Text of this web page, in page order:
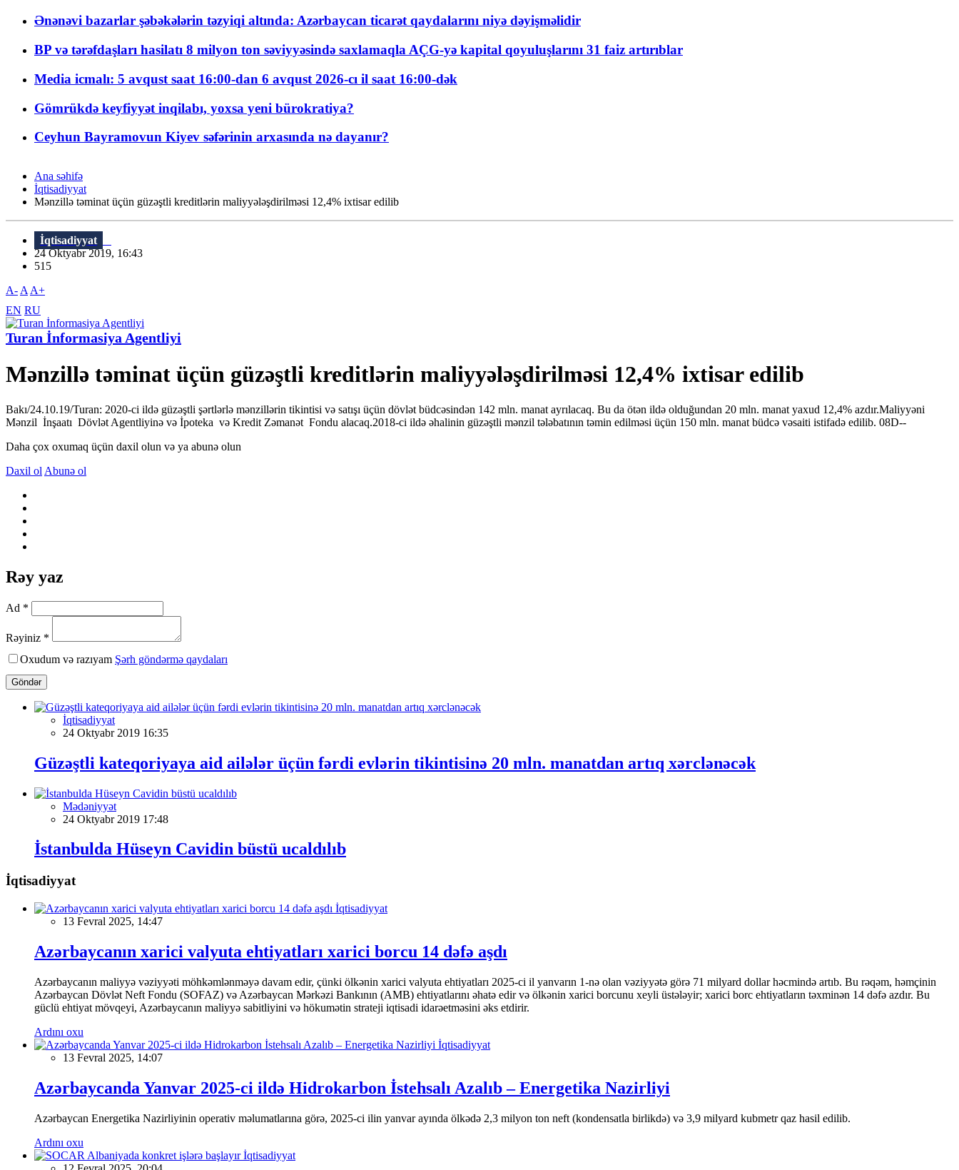
Ənənəvi bazarlar şəbəkələrin təzyiqi altında: Azərbaycan ticarət qaydalarını niyə dəyişməlidir
BP və tərəfdaşları hasilatı 8 milyon ton səviyyəsində saxlamaqla AÇG-yə kapital qoyuluşlarını 31 faiz artırıblar
Media icmalı: 5 avqust saat 16:00-dan 6 avqust 2026-cı il saat 16:00-dək
Gömrükdə keyfiyyət inqilabı, yoxsa yeni bürokratiya?
Ceyhun Bayramovun Kiyev səfərinin arxasında nə dayanır?
Ana səhifə
İqtisadiyyat
Mənzillə təminat üçün güzəştli kreditlərin maliyyələşdirilməsi 12,4% ixtisar edilib
İqtisadiyyat
24 Oktyabr 2019, 16:43
515
A- A A+
EN RU
Turan İnformasiya Agentliyi
Mənzillə təminat üçün güzəştli kreditlərin maliyyələşdirilməsi 12,4% ixtisar edilib
Bakı/24.10.19/Turan: 2020-ci ildə güzəştli şərtlərlə mənzillərin tikintisi və satışı üçün dövlət büdcəsindən 142 mln. manat ayrılacaq. Bu da ötən ildə olduğundan 20 mln. manat yaxud 12,4% azdır.Maliyyəni
Mənzil İnşaatı Dövlət Agentliyinə və İpoteka və Kredit Zəmanət Fondu alacaq.2018-ci ildə əhalinin güzəştli mənzil tələbatının təmin edilməsi üçün 150 mln. manat büdcə vəsaiti istifadə edilib. 08D--
Daha çox oxumaq üçün daxil olun və ya abunə olun
Daxil ol Abunə ol
Rəy yaz
Ad *
Rəyiniz *
Oxudum və razıyam Şərh göndərmə qaydaları
Göndər
İqtisadiyyat
24 Oktyabr 2019 16:35
Güzəştli kateqoriyaya aid ailələr üçün fərdi evlərin tikintisinə 20 mln. manatdan artıq xərclənəcək
Mədəniyyət
24 Oktyabr 2019 17:48
İstanbulda Hüseyn Cavidin büstü ucaldılıb
İqtisadiyyat
İqtisadiyyat
13 Fevral 2025, 14:47
Azərbaycanın xarici valyuta ehtiyatları xarici borcu 14 dəfə aşdı
Azərbaycanın maliyyə vəziyyəti möhkəmlənməyə davam edir, çünki ölkənin xarici valyuta ehtiyatları 2025-ci il yanvarın 1-nə olan vəziyyətə görə 71 milyard dollar həcmində artıb. Bu rəqəm, həmçinin
Azərbaycan Dövlət Neft Fondu (SOFAZ) və Azərbaycan Mərkəzi Bankının (AMB) ehtiyatlarını əhatə edir və ölkənin xarici borcunu xeyli üstələyir; xarici borc ehtiyatların təxminən 14 dəfə azdır. Bu
güclü ehtiyat mövqeyi, Azərbaycanın maliyyə sabitliyini və hökumətin strateji iqtisadi idarəetməsini əks etdirir.
Ardını oxu
İqtisadiyyat
13 Fevral 2025, 14:07
Azərbaycanda Yanvar 2025-ci ildə Hidrokarbon İstehsalı Azalıb – Energetika Nazirliyi
Azərbaycan Energetika Nazirliyinin operativ məlumatlarına görə, 2025-ci ilin yanvar ayında ölkədə 2,3 milyon ton neft (kondensatla birlikdə) və 3,9 milyard kubmetr qaz hasil edilib.
Ardını oxu
İqtisadiyyat